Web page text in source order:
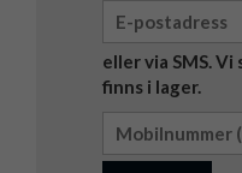
eller via SMS.
finns i lager.